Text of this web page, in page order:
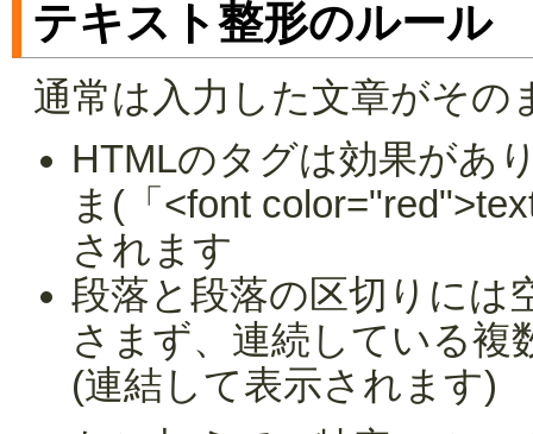
テキスト整形のルール
通常は入力した文章がその
HTMLのタグは効果があ
ま(「<font
されます
段落と段落の区切りには
さまず、連続している複
(連結して表示されます)